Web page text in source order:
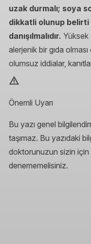
uzak durmalı; soya
dikkatli olunup
danışılmalıdır. Yüksek
alerjenik bir gıda
olumsuz iddialar,
Önemli Uyarı
Bu yazı genel
taşımaz. Bu yazıdaki
doktorunuzun sizin
denememelisiniz.